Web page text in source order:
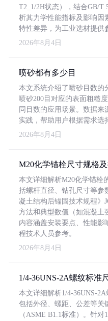
T2_1/2H状态），结合GB/T
析其力学性能指标及影响因
特性差异，为工业选材提供
2026年8月4日
喷砂都有多少目
本文系统介绍了喷砂目数的
喷砂200目对应的表面粗糙
同目数的应用场景。数据来
实践，帮助用户根据需求选
2026年8月4日
M20化学锚栓尺寸规格
本文详细解析M20化学锚栓
括螺杆直径、钻孔尺寸等参
凝土结构后锚固技术规程》
方法和典型数值（如混凝土
内容涵盖安装要点、性能影
程技术人员参考。
2026年8月4日
1/4-36UNS-2A螺纹标准
本文详细解析1/4-36UNS-
包括外径、螺距、公差等关
（ASME B1.1标准）。针